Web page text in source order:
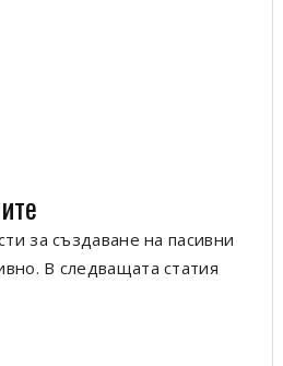
за създаване на пасивни
В следващата статия